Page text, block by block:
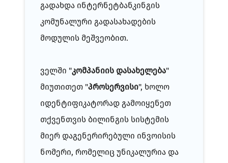
გადახდა ინტერნეტბანკინგის
კომუნალური გადასახადების
მოდულის მეშვეობით.
ველში "კომპანიის დასახელება"
მიუთითეთ "პროსერვისი", ხოლო
იდენტიფიკატორად გამოიყენეთ
თქვენთვის ბილინგის სისტემის
მიერ დაგენერირებული ინვოისის
ნომერი, რომელიც უნიკალურია და